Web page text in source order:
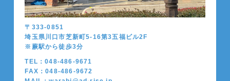
〒333-0851
埼玉県川口市芝新町5-16第3五福ビル2F
※蕨駅から徒歩3分
TEL：048-486-9671
FAX：048-486-9672